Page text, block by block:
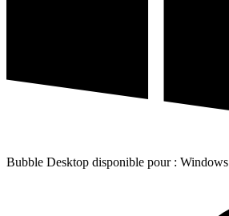
Bubble Desktop disponible pour : Windows